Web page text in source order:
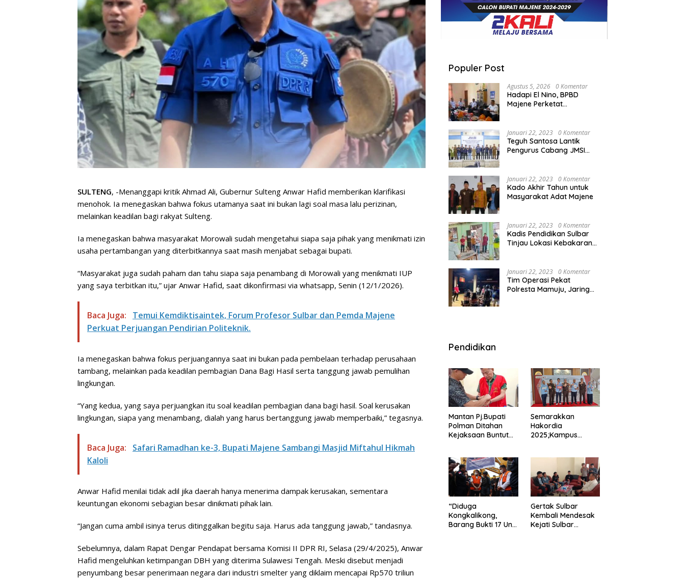
SULTENG, -Menanggapi kritik Ahmad Ali, Gubernur Sulteng Anwar Hafid memberikan klarifikasi
menohok. Ia menegaskan bahwa fokus utamanya saat ini bukan lagi soal masa lalu perizinan,
melainkan keadilan bagi rakyat Sulteng.
Ia menegaskan bahwa masyarakat Morowali sudah mengetahui siapa saja pihak yang menikmati izin
usaha pertambangan yang diterbitkannya saat masih menjabat sebagai bupati.
“Masyarakat juga sudah paham dan tahu siapa saja penambang di Morowali yang menikmati IUP
yang saya terbitkan itu,” ujar Anwar Hafid, saat dikonfirmasi via whatsapp, Senin (12/1/2026).
Baca Juga:
Temui Kemdiktisaintek, Forum Profesor Sulbar dan Pemda Majene
Perkuat Perjuangan Pendirian Politeknik.
Ia menegaskan bahwa fokus perjuangannya saat ini bukan pada pembelaan terhadap perusahaan
tambang, melainkan pada keadilan pembagian Dana Bagi Hasil serta tanggung jawab pemulihan
lingkungan.
“Yang kedua, yang saya perjuangkan itu soal keadilan pembagian dana bagi hasil. Soal kerusakan
lingkungan, siapa yang menambang, dialah yang harus bertanggung jawab memperbaiki,” tegasnya.
Baca Juga:
Safari Ramadhan ke-3, Bupati Majene Sambangi Masjid Miftahul Hikmah
Kaloli
Anwar Hafid menilai tidak adil jika daerah hanya menerima dampak kerusakan, sementara
keuntungan ekonomi sebagian besar dinikmati pihak lain.
“Jangan cuma ambil isinya terus ditinggalkan begitu saja. Harus ada tanggung jawab,” tandasnya.
Sebelumnya, dalam Rapat Dengar Pendapat bersama Komisi II DPR RI, Selasa (29/4/2025), Anwar
Hafid mengeluhkan ketimpangan DBH yang diterima Sulawesi Tengah. Meski disebut menjadi
penyumbang besar penerimaan negara dari industri smelter yang diklaim mencapai Rp570 triliun
Populer Post
Agustus 5, 2026 0 Komentar
Hadapi El Nino, BPBD
Majene Perketat
Januari 22, 2023 0 Komentar
Teguh Santosa Lantik
Pengurus Cabang JMSI
Januari 22, 2023 0 Komentar
Kado Akhir Tahun untuk
Masyarakat Adat Majene
Januari 22, 2023 0 Komentar
Kadis Pendidikan Sulbar
Tinjau Lokasi Kebakaran
Januari 22, 2023 0 Komentar
Tim Operasi Pekat
Polresta Mamuju, Jaring
Pendidikan
Mantan Pj.Bupati
Polman Ditahan
Kejaksaan Buntut
Seragam Linmas
Pemilu
Semarakkan
Hakordia
2025;Kampus
Gelar” Satukan Aksi
Basmi Korupsi “
“Diduga
Kongkalikong,
Barang Bukti 17 Unit
Gertak Sulbar
Kembali Mendesak
Kejati Sulbar